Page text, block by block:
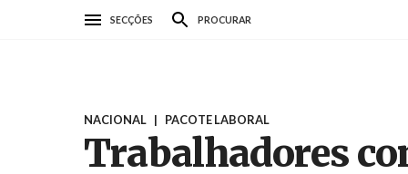
SECÇÕES PROCURAR
NACIONAL | PACOTE LABORAL
Trabalhadores